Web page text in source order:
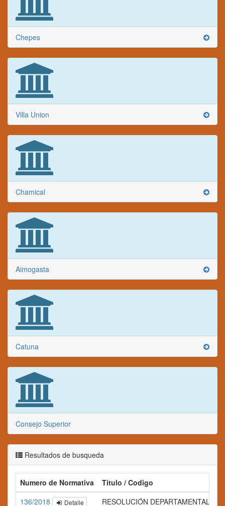
Chepes
Villa Union
Chamical
Aimogasta
Catuna
Consejo Superior
Resultados de busqueda
Numero de Normativa
Titulo / Codigo
136/2018
Detalle RESOLUCIÓN DEPARTAMENTAL Nº